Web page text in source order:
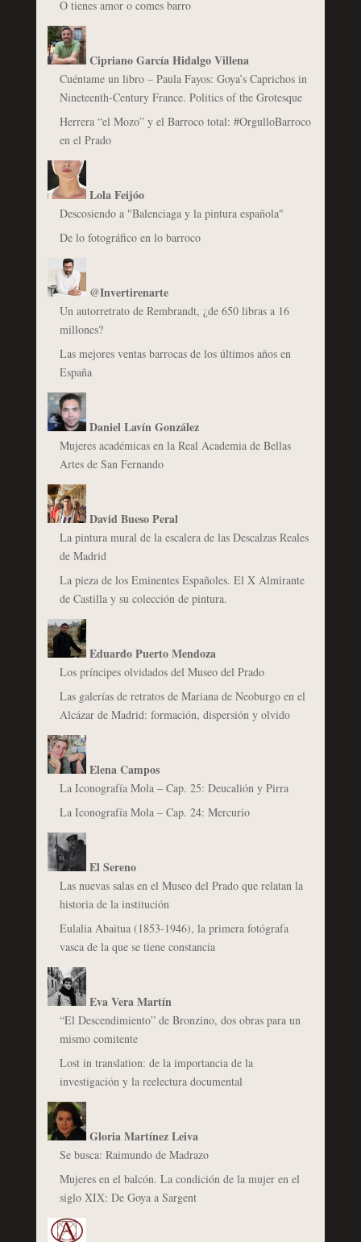
O tienes amor o comes barro
Cipriano García Hidalgo Villena
Cuéntame un libro – Paula Fayos: Goya’s Caprichos in
Nineteenth-Century France. Politics of the Grotesque
Herrera “el Mozo” y el Barroco total: #OrgulloBarroco
en el Prado
Lola Feijóo
Descosiendo a "Balenciaga y la pintura española"
De lo fotográfico en lo barroco
@Invertirenarte
Un autorretrato de Rembrandt, ¿de 650 libras a 16
millones?
Las mejores ventas barrocas de los últimos años en
España
Daniel Lavín González
Mujeres académicas en la Real Academia de Bellas
Artes de San Fernando
David Bueso Peral
La pintura mural de la escalera de las Descalzas Reales
de Madrid
La pieza de los Eminentes Españoles. El X Almirante
de Castilla y su colección de pintura.
Eduardo Puerto Mendoza
Los príncipes olvidados del Museo del Prado
Las galerías de retratos de Mariana de Neoburgo en el
Alcázar de Madrid: formación, dispersión y olvido
Elena Campos
La Iconografía Mola – Cap. 25: Deucalión y Pirra
La Iconografía Mola – Cap. 24: Mercurio
El Sereno
Las nuevas salas en el Museo del Prado que relatan la
historia de la institución
Eulalia Abaitua (1853-1946), la primera fotógrafa
vasca de la que se tiene constancia
Eva Vera Martín
“El Descendimiento” de Bronzino, dos obras para un
mismo comitente
Lost in translation: de la importancia de la
investigación y la reelectura documental
Gloria Martínez Leiva
Se busca: Raimundo de Madrazo
Mujeres en el balcón. La condición de la mujer en el
siglo XIX: De Goya a Sargent